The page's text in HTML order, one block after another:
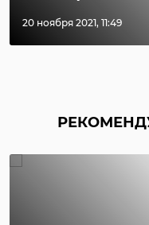
20 ноября 2021, 11:49